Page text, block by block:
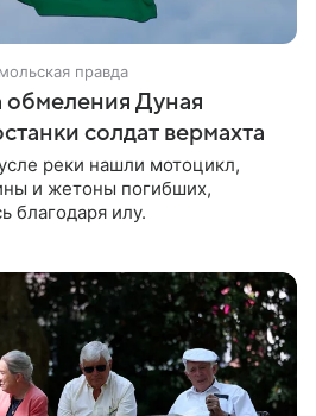
правда
обмеления Дуная
солдат вермахта
реки нашли мотоцикл,
и жетоны погибших,
благодаря илу.